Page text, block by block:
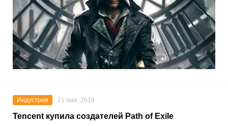
Индустрия 21 мая, 2018
Tencent купила создателей Path of Exile